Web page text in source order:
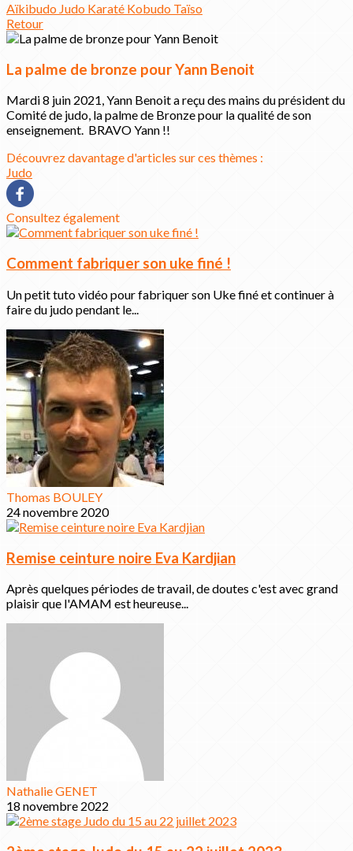
Aïkibudo Judo Karaté Kobudo Taïso
Retour
La palme de bronze pour Yann Benoit
Mardi 8 juin 2021, Yann Benoit a reçu des mains du président du
Comité de judo, la palme de Bronze pour la qualité de son
enseignement. BRAVO Yann !!
Découvrez davantage d'articles sur ces thèmes :
Judo
Consultez également
Comment fabriquer son uke finé !
Un petit tuto vidéo pour fabriquer son Uke finé et continuer à
faire du judo pendant le...
Thomas BOULEY
24 novembre 2020
Remise ceinture noire Eva Kardjian
Après quelques périodes de travail, de doutes c'est avec grand
plaisir que l'AMAM est heureuse...
Nathalie GENET
18 novembre 2022